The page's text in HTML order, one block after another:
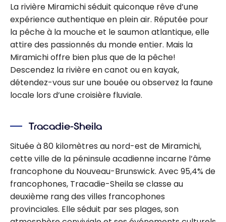
La rivière Miramichi séduit quiconque rêve d’une
expérience authentique en plein air. Réputée pour
la pêche à la mouche et le saumon atlantique, elle
attire des passionnés du monde entier. Mais la
Miramichi offre bien plus que de la pêche!
Descendez la rivière en canot ou en kayak,
détendez-vous sur une bouée ou observez la faune
locale lors d’une croisière fluviale.
Tracadie-Sheila
Située à 80 kilomètres au nord-est de Miramichi,
cette ville de la péninsule acadienne incarne l’âme
francophone du Nouveau-Brunswick. Avec 95,4% de
francophones, Tracadie-Sheila se classe au
deuxième rang des villes francophones
provinciales. Elle séduit par ses plages, son